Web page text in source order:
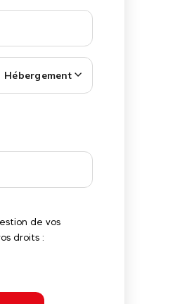
Hébergement
de vos
droits :